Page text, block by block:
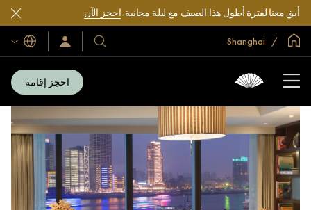
أبق معنا لفترة أطول هذا الصيف مع ليلة مجانية.احجز الآن
الصفحة الرئيسية العالمية
فنادقنا
ومنتجعاتنا
سجّل
الدخول/
اللغات
احجز إقامة